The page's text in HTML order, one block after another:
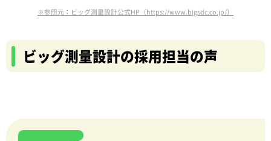
※参照元：ビッグ測量設計公式HP（https://www.bigsdc.co.jp/）
ビッグ測量設計の採用担当の声